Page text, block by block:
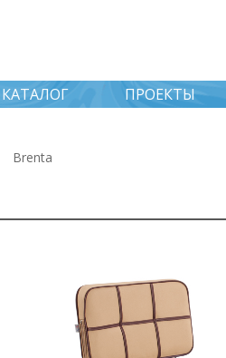
КАТАЛОГ ПРОЕКТЫ
Brenta